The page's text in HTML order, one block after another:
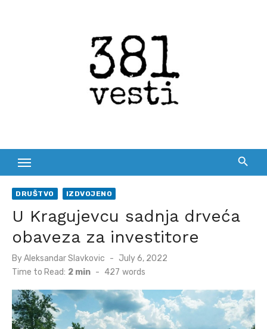
DRUŠTVO IZDVOJENO
U Kragujevcu sadnja drveća
obaveza za investitore
ByAleksandar Slavkovic
Posted
on
July 6, 2022
Time to Read: 2 min - 427 words